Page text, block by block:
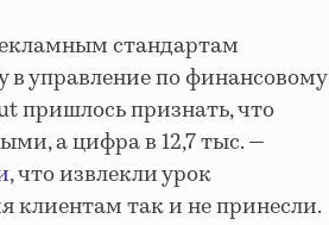
стандартам
управление по финансовому
пришлось признать, что
а цифра в 12,7 тыс. —
, что извлекли урок
клиентам так и не принесли.